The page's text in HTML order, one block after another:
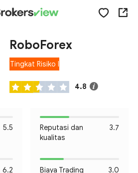
RoboForex
Tingkat Risiko I
4.8
5.5
Reputasi dan
kualitas
3.7
6.2 Biaya Trading 3.0